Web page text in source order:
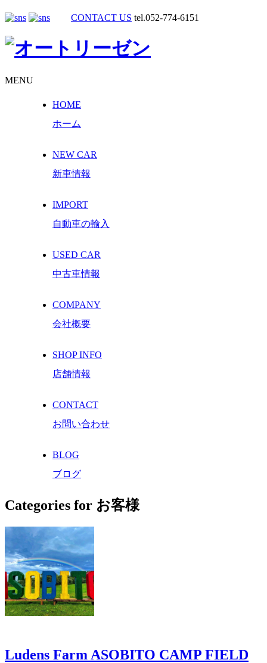
CONTACT US tel.052-774-6151
MENU
HOME
ホーム
NEW CAR
新車情報
IMPORT
自動車の輸入
USED CAR
中古車情報
COMPANY
会社概要
SHOP INFO
店舗情報
CONTACT
お問い合わせ
BLOG
ブログ
Categories for お客様
Ludens Farm ASOBITO CAMP FIELD